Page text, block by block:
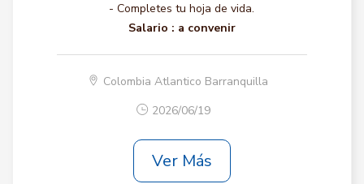
- Completes tu hoja de vida.
Salario : a convenir
Colombia Atlantico Barranquilla
2026/06/19
Ver Más